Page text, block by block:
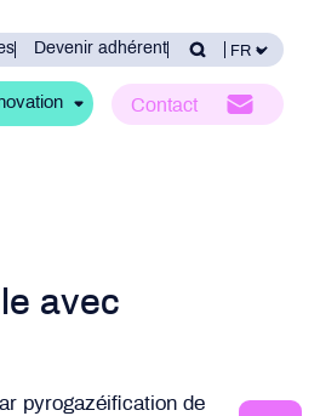
Devenir adhérent
Contact
avec
pyrogazéification de